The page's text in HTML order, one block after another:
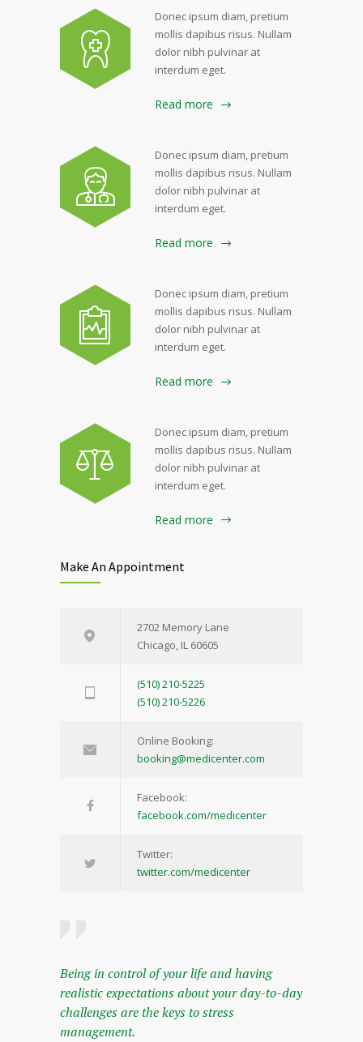
Donec ipsum diam, pretium
mollis dapibus risus. Nullam
dolor nibh pulvinar at
interdum eget.
Read more
Donec ipsum diam, pretium
mollis dapibus risus. Nullam
dolor nibh pulvinar at
interdum eget.
Read more
Donec ipsum diam, pretium
mollis dapibus risus. Nullam
dolor nibh pulvinar at
interdum eget.
Read more
Donec ipsum diam, pretium
mollis dapibus risus. Nullam
dolor nibh pulvinar at
interdum eget.
Read more
Make An Appointment
2702 Memory Lane
Chicago, IL 60605
(510) 210-5225
(510) 210-5226
Online Booking:
booking@medicenter.com
Facebook:
facebook.com/medicenter
Twitter:
twitter.com/medicenter
Being in control of your life and having
realistic expectations about your day-to-day
challenges are the keys to stress
management.